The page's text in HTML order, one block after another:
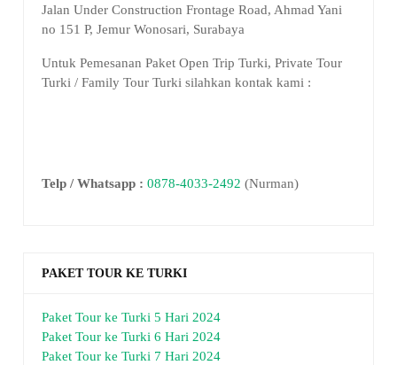
Jalan Under Construction Frontage Road, Ahmad Yani
no 151 P, Jemur Wonosari, Surabaya
Untuk Pemesanan Paket Open Trip Turki, Private Tour
Turki / Family Tour Turki silahkan kontak kami :
Telp / Whatsapp :0878-4033-2492 (Nurman)
PAKET TOUR KE TURKI
Paket Tour ke Turki 5 Hari 2024
Paket Tour ke Turki 6 Hari 2024
Paket Tour ke Turki 7 Hari 2024